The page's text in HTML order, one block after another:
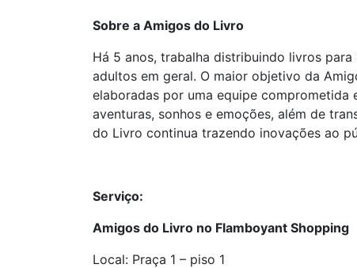
Sobre a Amigos do Livro
Há 5 anos, trabalha distribuindo livros
adultos em geral. O maior objetivo da
elaboradas por uma equipe
aventuras, sonhos e emoções, além de
do Livro continua trazendo inovações ao
Serviço:
Amigos do Livro no Flamboyant Shopping
Local: Praça 1 – piso 1